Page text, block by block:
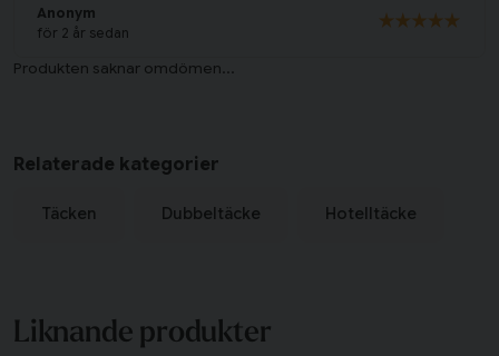
Anonym
för 2 år sedan
Relaterade kategorier
Täcken Dubbeltäcke Hotelltäcke
Liknande produkter